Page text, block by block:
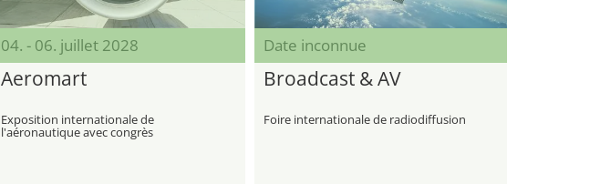
04. - 06. juillet 2028
Aeromart
Exposition internationale de
l'aéronautique avec congrès
Date inconnue
Broadcast & AV
Foire internationale de radiodiffusion